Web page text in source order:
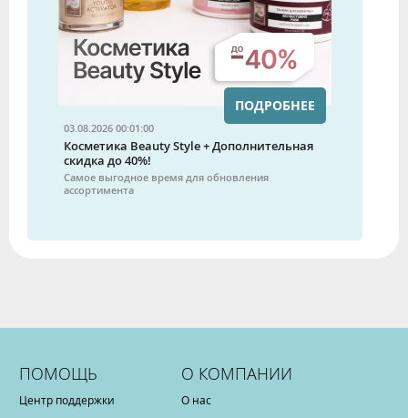
03.08.2026 00:01:00
Косметика Beauty Style + Дополнительная
скидка до 40%!
Самое выгодное время для обновления
ассортимента
ПОДРОБНЕЕ
ПОМОЩЬ
Центр поддержки
О КОМПАНИИ
О нас